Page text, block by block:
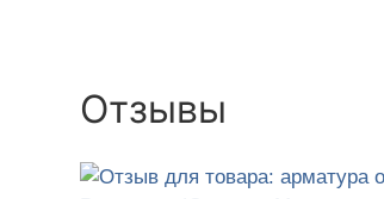
Отзывы